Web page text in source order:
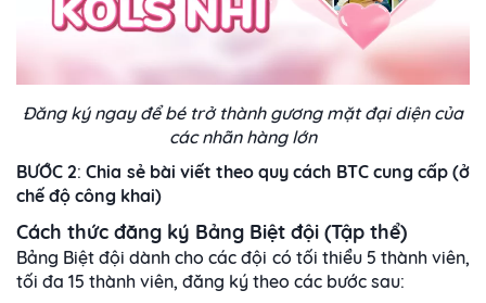
Đăng ký ngay để bé trở thành gương mặt đại diện của
các nhãn hàng lớn
BƯỚC 2:Chia sẻ bài viết theo quy cách BTC cung cấp (ở
chế độ công khai)
Cách thức đăng ký Bảng Biệt đội (Tập thể)
Bảng Biệt đội dành cho các đội có tối thiểu 5 thành viên,
tối đa 15 thành viên, đăng ký theo các bước sau: